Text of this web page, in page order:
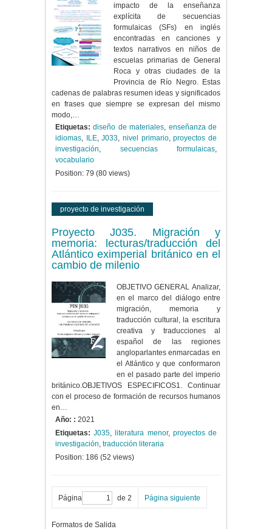
impacto de la enseñanza
explícita de secuencias
formulaicas (SFs) en inglés
encontradas en canciones y
textos narrativos en niños de
escuelas primarias de General
Roca y otras ciudades de la
Provincia de Río Negro. Estas
cadenas de palabras resumen ideas y significados
en frases que siempre se expresan del mismo
modo,…
Etiquetas: diseño de materiales, enseñanza de
idiomas, ILE,J033,nivel primario,proyectos de
investigación, secuencias formulaicas,
vocabulario
Position: 79 (80 views)
proyecto de investigación
Proyecto J035. Migración y
memoria: lecturas/traducción del
Atlántico eximperial británico en el
cambio de milenio
OBJETIVO GENERAL Analizar,
en el marco del diálogo entre
migración, memoria y
traducción cultural, la escritura
creativa y traducciones al
español de las regiones
angloparlantes enmarcadas en
el Atlántico y que conformaron
en el pasado parte del imperio
británico.OBJETIVOS ESPECIFICOS1. Continuar
con el proceso de formación de recursos humanos
en…
Año: : 2021
Etiquetas: J035, literatura menor, proyectos de
investigación, traducción literaria
Position: 186 (52 views)
Página de 2 Página siguiente
Formatos de Salida